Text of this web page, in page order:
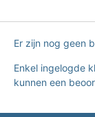
Er zijn nog geen
Enkel ingelogde
kunnen een